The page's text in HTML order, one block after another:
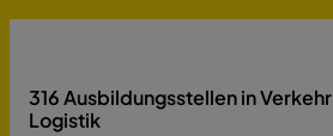
316Ausbildungsstellen in
Logistik